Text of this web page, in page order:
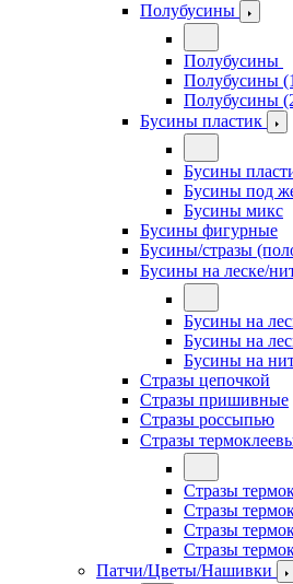
Полубусины
Полубусины
Полубусины
Полубусины
Бусины пластик
Бусины
Бусины под
Бусины микс
Бусины фигурные
Бусины/стразы
Бусины на леске/
Бусины на
Бусины на
Бусины на
Стразы цепочкой
Стразы пришивные
Стразы россыпью
Стразы
Стразы
Стразы
Стразы
Стразы
Патчи/Цветы/Нашивки